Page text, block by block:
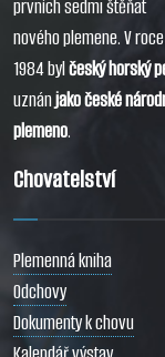
prvních sedmi štěňat
nového plemene. V roce
1984 bylčeský horský
uznánjako české
plemeno.
Chovatelství
Plemenná kniha
Odchovy
Dokumenty k chovu